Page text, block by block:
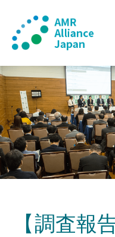
【調査報